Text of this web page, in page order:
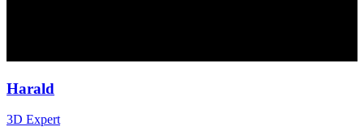
Harald
3D Expert